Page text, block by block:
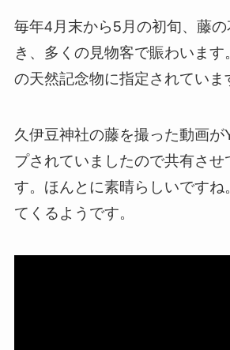
毎年4月末から5月の初旬、藤
き、多くの見物客で賑わいます
の天然記念物に指定されていま
久伊豆神社の藤を撮った動画が
プされていましたので共有させ
す。ほんとに素晴らしいですね
てくるようです。